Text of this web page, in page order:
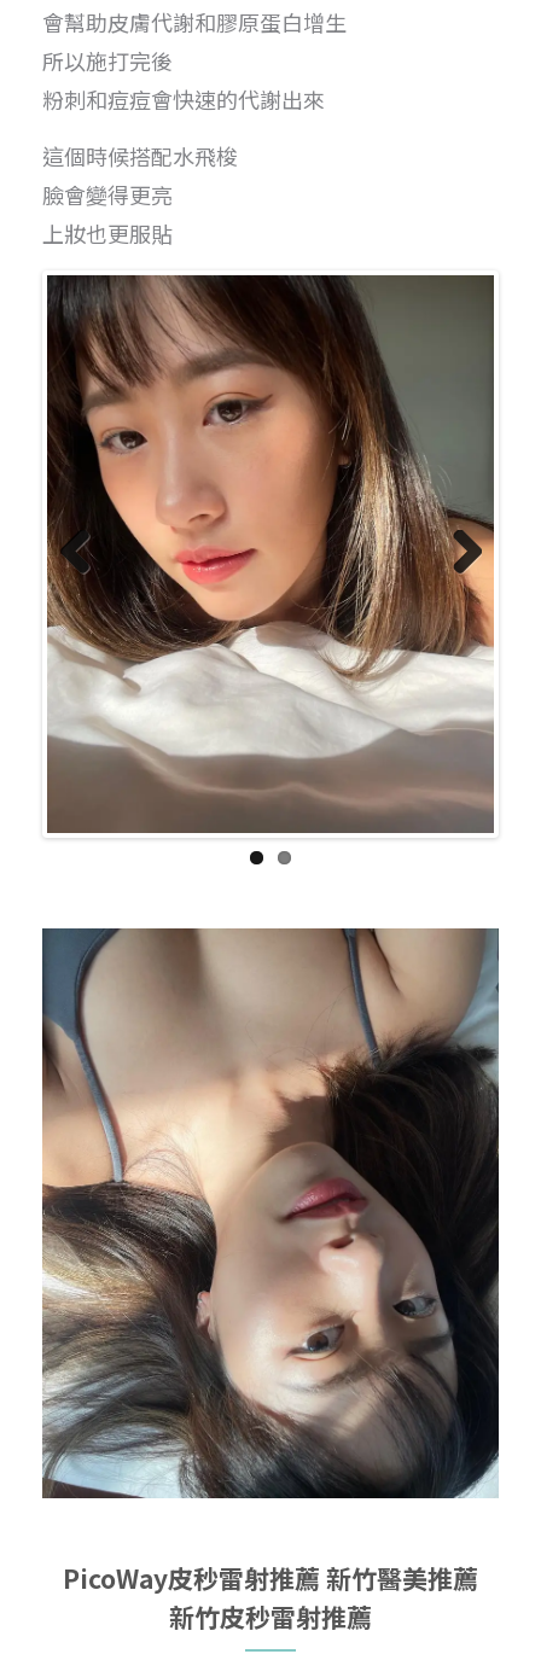
會幫助皮膚代謝和膠原蛋白增生
所以施打完後
粉刺和痘痘會快速的代謝出來
這個時候搭配水飛梭
臉會變得更亮
上妝也更服貼
Previo
us
Next
PicoWay皮秒雷射推薦 新竹醫美推薦
新竹皮秒雷射推薦